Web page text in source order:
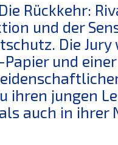
Rückkehr:
und der
Die
und
ihren jungen
auch in